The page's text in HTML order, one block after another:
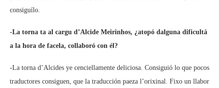
consiguílo.
-La torna ta al cargu d’Alcide Meirinhos, ¿atopó dalguna dificultá
a la hora de facela, collaboró con él?
-La torna d’Alcides ye cenciellamente deliciosa. Consiguió lo que pocos
traductores consiguen, que la traducción paeza l’orixinal. Fixo un llabor